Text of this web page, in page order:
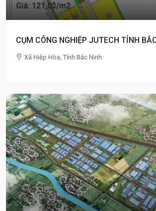
Giá: 121,0$/m2
CỤM CÔNG NGHIỆP JUTECH TỈNH
Xã Hiệp Hòa, Tỉnh Bắc Ninh